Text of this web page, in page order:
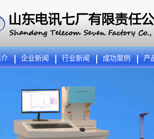
企业新闻 行业新闻 成功案例 产